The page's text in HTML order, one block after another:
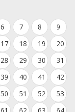
6 7 8
9
17 18 19
20
28 29 30
31
39 40 41
42
50 51 52
53